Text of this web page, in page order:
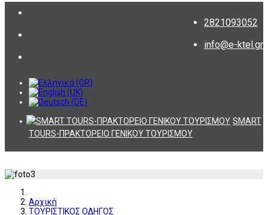
2821093052
info@e-ktel.gr
SMART
TOURS-ΠΡΑΚΤΟΡΕΙΟ ΓΕΝΙΚΟΥ ΤΟΥΡΙΣΜΟΥ
Αρχική
ΤΟΥΡΙΣΤΙΚΟΣ ΟΔΗΓΟΣ